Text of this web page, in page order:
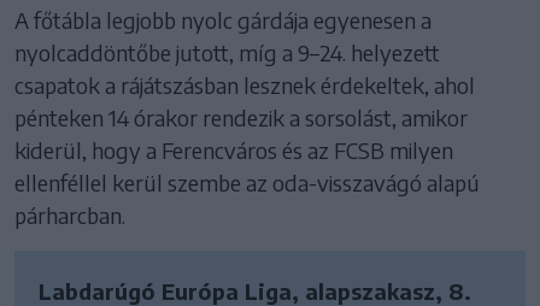
A főtábla legjobb nyolc gárdája egyenesen a
nyolcaddöntőbe jutott, míg a 9–24. helyezett
csapatok a rájátszásban lesznek érdekeltek, ahol
pénteken 14 órakor rendezik a sorsolást, amikor
kiderül, hogy a Ferencváros és az FCSB milyen
ellenféllel kerül szembe az oda-visszavágó alapú
párharcban.
Labdarúgó Európa Liga, alapszakasz, 8.